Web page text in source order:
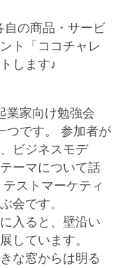
自の商品・サービ
ト「ココチャレ
します♪
業家向け勉強会
つです。 参加者が
ビジネスモデ
ーマについて話
ストマーケティ
会です。
入ると、壁沿い
しています。
な窓からは明る